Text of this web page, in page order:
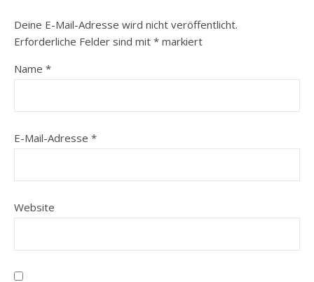
Deine E-Mail-Adresse wird nicht veröffentlicht.
Erforderliche Felder sind mit * markiert
Name *
E-Mail-Adresse *
Website